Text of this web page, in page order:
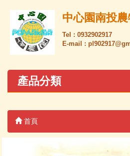
中心園南投
Tel : 0932902917
E-mail :
產品分類
首頁